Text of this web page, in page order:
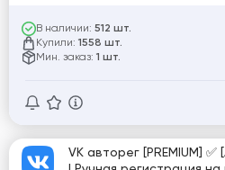
В наличии: 512 шт.
Купили: 1558 шт.
Мин. заказ: 1 шт.
VK авторег [PREMIUM]